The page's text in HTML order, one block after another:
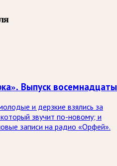
Выпуск
и дерзкие взялись за
звучит по-новому; и
записи на радио «Орфей».